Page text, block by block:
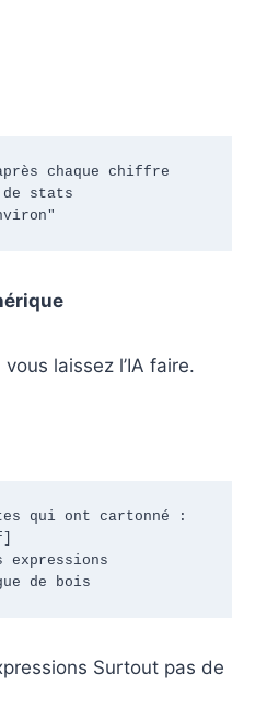
chaque chiffre
stats
laissez l’IA faire.
qui ont cartonné :
de bois
Surtout pas de